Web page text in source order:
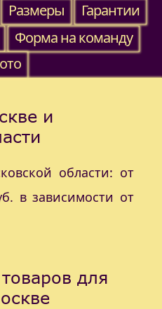
Размеры
Гарантии
Форма на команду
и
области: от
в зависимости от
для